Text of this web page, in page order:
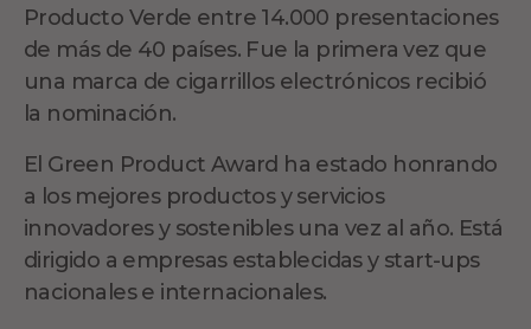
Producto Verde entre 14.000 presentaciones
de más de 40 países. Fue la primera vez que
una marca de cigarrillos electrónicos recibió
la nominación.
El Green Product Award ha estado honrando
a los mejores productos y servicios
innovadores y sostenibles una vez al año. Está
dirigido a empresas establecidas y start-ups
nacionales e internacionales.